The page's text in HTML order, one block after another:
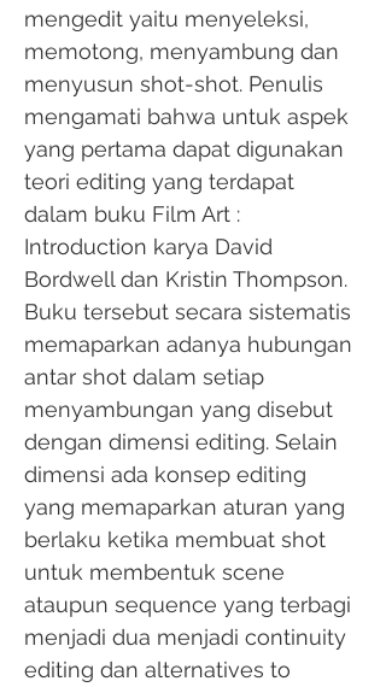
mengedit yaitu menyeleksi,
memotong, menyambung dan
menyusun shot-shot. Penulis
mengamati bahwa untuk aspek
yang pertama dapat digunakan
teori editing yang terdapat
dalam buku Film Art :
Introduction karya David
Bordwell dan Kristin Thompson.
Buku tersebut secara sistematis
memaparkan adanya hubungan
antar shot dalam setiap
menyambungan yang disebut
dengan dimensi editing. Selain
dimensi ada konsep editing
yang memaparkan aturan yang
berlaku ketika membuat shot
untuk membentuk scene
ataupun sequence yang terbagi
menjadi dua menjadi continuity
editing dan alternatives to